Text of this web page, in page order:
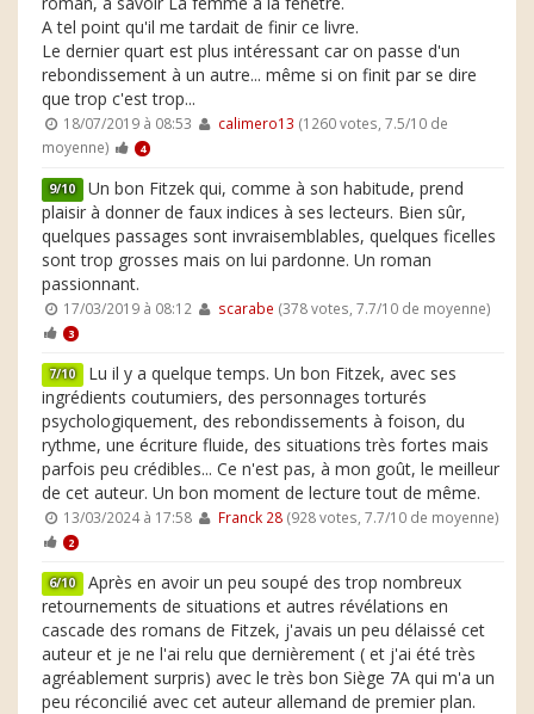
A tel point qu'il me tardait de finir ce livre.
Le dernier quart est plus intéressant car on passe d'un
rebondissement à un autre... même si on finit par se dire
que trop c'est trop...
18/07/2019 à 08:53 calimero13 (1260 votes, 7.5/10 de
moyenne)
4
9/10 Un bon Fitzek qui, comme à son habitude, prend
plaisir à donner de faux indices à ses lecteurs. Bien sûr,
quelques passages sont invraisemblables, quelques ficelles
sont trop grosses mais on lui pardonne. Un roman
passionnant.
17/03/2019 à 08:12 scarabe (378 votes, 7.7/10 de moyenne)
3
7/10 Lu il y a quelque temps. Un bon Fitzek, avec ses
ingrédients coutumiers, des personnages torturés
psychologiquement, des rebondissements à foison, du
rythme, une écriture fluide, des situations très fortes mais
parfois peu crédibles... Ce n'est pas, à mon goût, le meilleur
de cet auteur. Un bon moment de lecture tout de même.
13/03/2024 à 17:58 Franck 28(928 votes, 7.7/10 de moyenne)
2
6/10 Après en avoir un peu soupé des trop nombreux
retournements de situations et autres révélations en
cascade des romans de Fitzek, j'avais un peu délaissé cet
auteur et je ne l'ai relu que dernièrement ( et j'ai été très
agréablement surpris) avec le très bon Siège 7A qui m'a un
peu réconcilié avec cet auteur allemand de premier plan.